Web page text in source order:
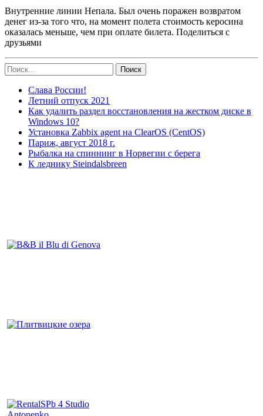
Внутренние линии Непала. Был очень поражен возвратом
денег из-за того что, на момент полета стоимость керосина
оказалась меньше, чем при оплате билета. Поделиться с
друзьями
Найти:
Слава России!
Летний отпуск 2021
Как удалить раздел восстановления на жестком диске в
Windows 10?
Установка Zabbix agent на ClearOS (CentOS)
Париж, август 2018 г.
Рыбалка на спиннинг в Норвегии с берега
К леднику Steindalsbreen